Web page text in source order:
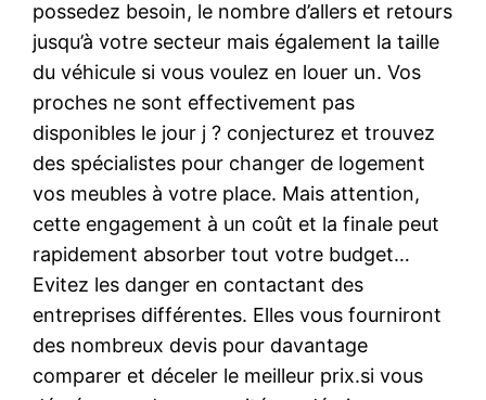
possedez besoin, le nombre d’allers et retours
jusqu’à votre secteur mais également la taille
du véhicule si vous voulez en louer un. Vos
proches ne sont effectivement pas
disponibles le jour j ? conjecturez et trouvez
des spécialistes pour changer de logement
vos meubles à votre place. Mais attention,
cette engagement à un coût et la finale peut
rapidement absorber tout votre budget…
Evitez les danger en contactant des
entreprises différentes. Elles vous fourniront
des nombreux devis pour davantage
comparer et déceler le meilleur prix.si vous